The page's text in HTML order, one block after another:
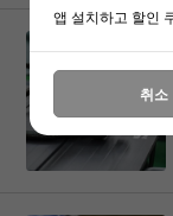
앱 설치하고 할인
취소